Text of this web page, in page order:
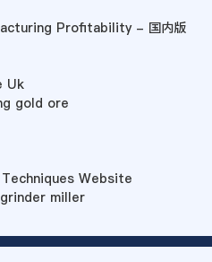
Profitability - 国内版
Uk
gold ore
Website
miller